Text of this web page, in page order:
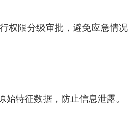
权限分级审批，避免应急情
特征数据，防止信息泄露。